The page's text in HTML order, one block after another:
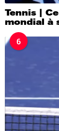
Tennis |
mondial à
6